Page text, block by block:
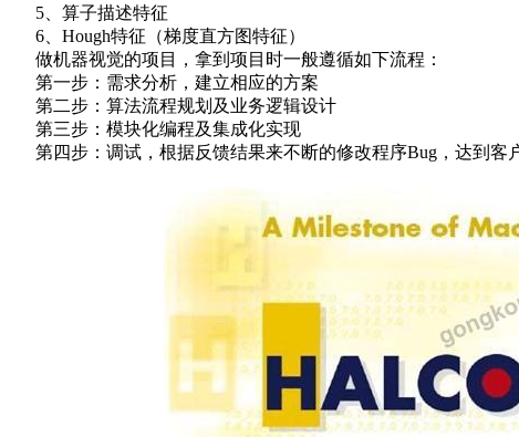
5、算子描述特征
6、Hough特征（梯度直方图特征）
做机器视觉的项目，拿到项目时一般遵循如下流程：
第一步：需求分析，建立相应的方案
第二步：算法流程规划及业务逻辑设计
第三步：模块化编程及集成化实现
第四步：调试，根据反馈结果来不断的修改程序Bug，达到客